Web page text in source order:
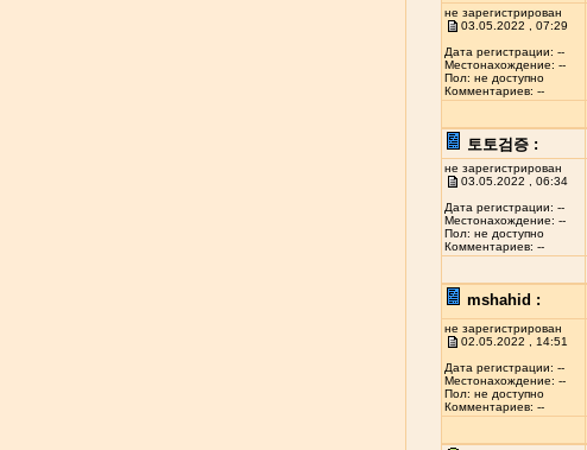
не зарегистрирован
03.05.2022 , 07:29
Дата регистрации: --
Местонахождение: --
Пол: не доступно
Комментариев: --
토토검증 :
не зарегистрирован
03.05.2022 , 06:34
Дата регистрации: --
Местонахождение: --
Пол: не доступно
Комментариев: --
mshahid :
не зарегистрирован
02.05.2022 , 14:51
Дата регистрации: --
Местонахождение: --
Пол: не доступно
Комментариев: --